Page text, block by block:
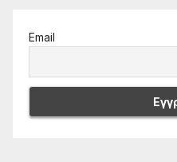
Email